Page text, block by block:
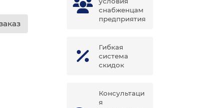
снабженцам
предприятия
Гибкая
система
скидок
Консультаци
я